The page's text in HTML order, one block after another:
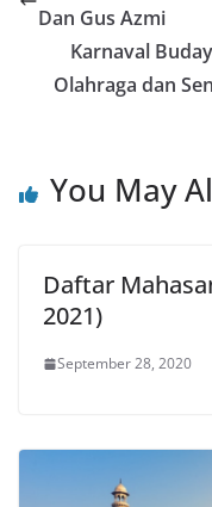
Dan Gus Azmi
Karnaval
Olahraga dan
You May
Daftar
2021)
September 28, 2020